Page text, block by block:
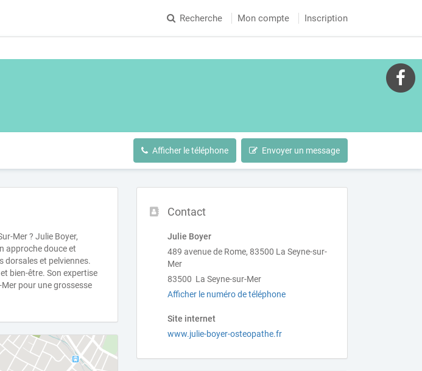
Recherche Mon compte Inscription
Afficher le téléphone Envoyer un message
Contact
Julie Boyer
489 avenue de Rome, 83500 La Seyne-sur-
Mer
83500 La Seyne-sur-Mer
Afficher le numéro de téléphone
Site internet
www.julie-boyer-osteopathe.fr
Mer ? Julie Boyer,
approche douce et
dorsales et pelviennes.
bien-être. Son expertise
pour une grossesse